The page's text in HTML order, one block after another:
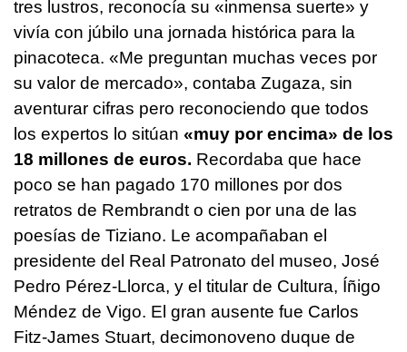
tres lustros, reconocía su «inmensa suerte» y
vivía con júbilo una jornada histórica para la
pinacoteca. «Me preguntan muchas veces por
su valor de mercado», contaba Zugaza, sin
aventurar cifras pero reconociendo que todos
los expertos lo sitúan «muy por encima» de los
18 millones de euros. Recordaba que hace
poco se han pagado 170 millones por dos
retratos de Rembrandt o cien por una de las
poesías de Tiziano. Le acompañaban el
presidente del Real Patronato del museo, José
Pedro Pérez-Llorca, y el titular de Cultura, Íñigo
Méndez de Vigo. El gran ausente fue Carlos
Fitz-James Stuart, decimonoveno duque de